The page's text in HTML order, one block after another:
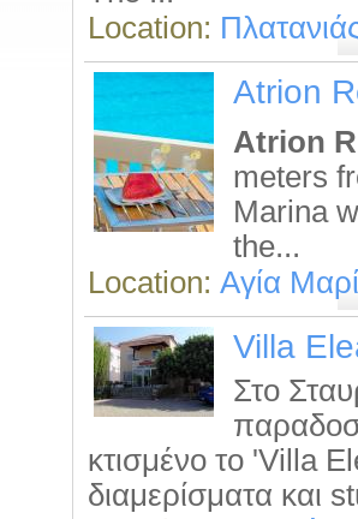
Location:
Atrion
Atrion
meters
Marina
the...
Location: Αγία
Villa
Στο
κτισμένο το 'Villa
διαμερίσματα και